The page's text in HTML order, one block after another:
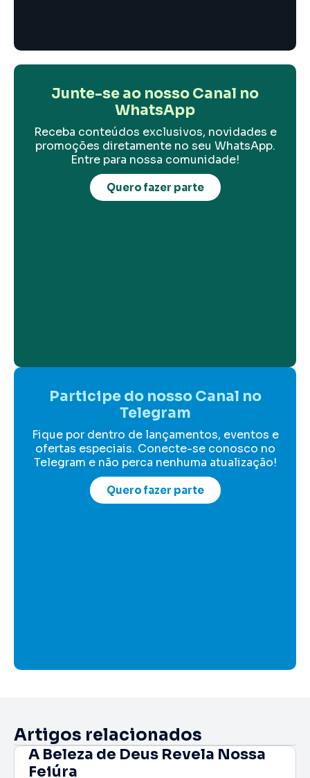
Junte-se ao nosso Canal no
WhatsApp
Receba conteúdos exclusivos, novidades e
promoções diretamente no seu WhatsApp.
Entre para nossa comunidade!
Quero fazer parte
Participe do nosso Canal no
Telegram
Fique por dentro de lançamentos, eventos e
ofertas especiais. Conecte-se conosco no
Telegram e não perca nenhuma atualização!
Quero fazer parte
Artigos relacionados
A Beleza de Deus Revela Nossa
Feiúra